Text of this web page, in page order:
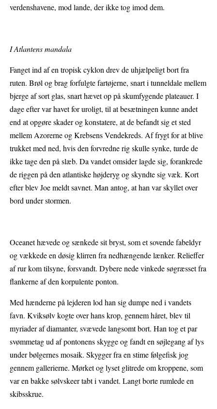
verdenshavene, mod lande, der ikke tog imod dem.
I Atlantens mandala
Fanget ind af en tropisk cyklon drev de uhjælpeligt bort fra
ruten. Brøl og brag forfulgte fartøjerne, snart i tunneldale mellem
bjerge af sort glas, snart hævet op på skumfygende plateauer. I
dage efter var havet for uroligt, til at besætningen kunne andet
end at opgøre skader og konstatere, at de befandt sig et sted
mellem Azorerne og Krebsens Vendekreds. Af frygt for at blive
trukket med ned, hvis den forvredne rig skulle synke, turde de
ikke tage den på slæb. Da vandet omsider lagde sig, forankrede
de riggen på den atlantiske højderyg og skyndte sig væk. Kort
efter blev Joe meldt savnet. Man antog, at han var skyllet over
bord under stormen.
Oceanet hævede og sænkede sit bryst, som et sovende fabeldyr
og vækkede en døsig klirren fra nedhængende lænker. Relieffer
af rur kom tilsyne, forsvandt. Dybere nede vinkede søgræsset fra
flankerne af den korpulente ponton.
Med hænderne på lejderen lod han sig dumpe ned i vandets
favn. Kviksølv kogte over hans krop, gennem håret, blev til
myriader af diamanter, svævede langsomt bort. Han tog et par
svømmetag ud af pontonens skygge og fandt en søjlegang af lys
under bølgernes mosaik. Skygger fra en stime følgefisk jog
gennem gallerierne. Mørket og lyset glitrede om kroppene, som
var en bakke sølvskeer tabt i vandet. Langt borte rumlede en
skibsskrue.